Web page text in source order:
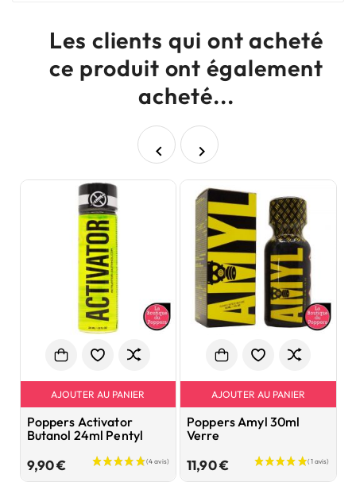
Les clients qui ont acheté
ce produit ont également
acheté...
 
AJOUTER AU PANIER
Poppers Activator
Butanol 24ml Pentyl
9,90 €Prix
AJOUTER AU PANIER
Poppers Amyl 30ml
Verre
11,90 €Prix